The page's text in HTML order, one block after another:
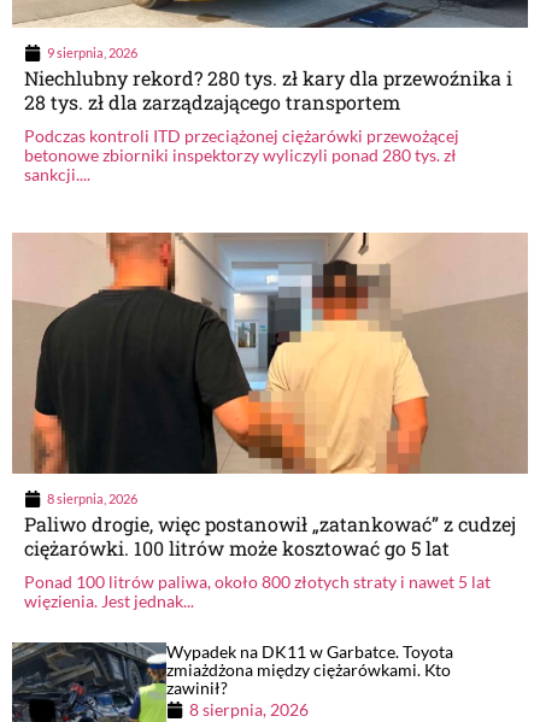
9 sierpnia, 2026
Niechlubny rekord? 280 tys. zł kary dla przewoźnika i
28 tys. zł dla zarządzającego transportem
Podczas kontroli ITD przeciążonej ciężarówki przewożącej
betonowe zbiorniki inspektorzy wyliczyli ponad 280 tys. zł
sankcji....
8 sierpnia, 2026
Paliwo drogie, więc postanowił „zatankować” z cudzej
ciężarówki. 100 litrów może kosztować go 5 lat
Ponad 100 litrów paliwa, około 800 złotych straty i nawet 5 lat
więzienia. Jest jednak...
Wypadek na DK11 w Garbatce. Toyota
zmiażdżona między ciężarówkami. Kto
zawinił?
8 sierpnia, 2026